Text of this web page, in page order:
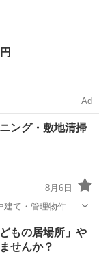
Ad
ング・敷地清掃
8月6日
建て・管理物件な
るスタッフを募集
もの居場所」や
せんか？